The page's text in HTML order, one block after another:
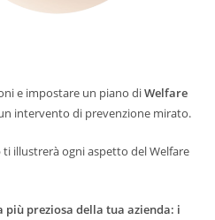
e impostare un piano diWelfare
intervento di prevenzione mirato.
ti illustrerà ogni aspetto del Welfare
più preziosa della tua azienda: i